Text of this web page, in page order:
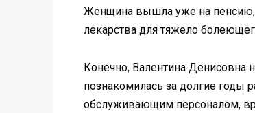
Женщина вышла уже на пенсию,
лекарства для тяжело
Конечно, Валентина Денисовна
познакомилась за долгие годы
обслуживающим персоналом,